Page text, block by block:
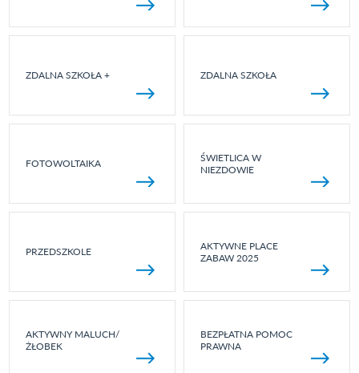
ZDALNA SZKOŁA + ZDALNA SZKOŁA
FOTOWOLTAIKA
ŚWIETLICA W
NIEZDOWIE
PRZEDSZKOLE
AKTYWNE PLACE
ZABAW 2025
AKTYWNY MALUCH/
ŻŁOBEK
BEZPŁATNA POMOC
PRAWNA